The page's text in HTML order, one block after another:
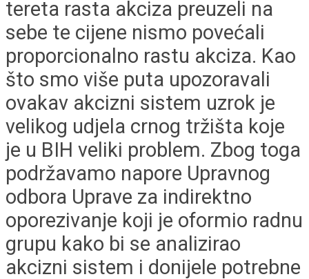
tereta rasta akciza preuzeli na
sebe te cijene nismo povećali
proporcionalno rastu akciza. Kao
što smo više puta upozoravali
ovakav akcizni sistem uzrok je
velikog udjela crnog tržišta koje
je u BIH veliki problem. Zbog toga
podržavamo napore Upravnog
odbora Uprave za indirektno
oporezivanje koji je oformio radnu
grupu kako bi se analizirao
akcizni sistem i donijele potrebne